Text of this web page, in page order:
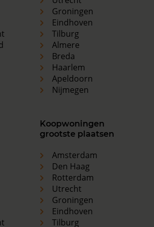
Groningen
Eindhoven
Tilburg
Almere
Breda
Haarlem
Apeldoorn
Nijmegen
Koopwoningen
grootste plaatsen
Amsterdam
Den Haag
Rotterdam
Utrecht
Groningen
Eindhoven
Tilburg